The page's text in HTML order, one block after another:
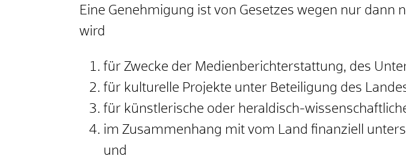
Eine Genehmigung ist von Gesetzes wegen nur
wird
für Zwecke der Medienberichterstattung, des
für kulturelle Projekte unter Beteiligung des
für künstlerische oder heraldisch-
im Zusammenhang mit vom Land finanziell
und